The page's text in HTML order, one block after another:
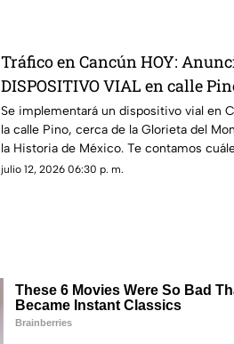
Tráfico en Cancún HOY:
DISPOSITIVO VIAL en calle
las FECHAS de duración y
ALTERNAS
Se implementará un dispositivo vial en
la calle Pino, cerca de la Glorieta del
la Historia de México. Te contamos
vías alternas.
julio 12, 2026 06:30 p. m.